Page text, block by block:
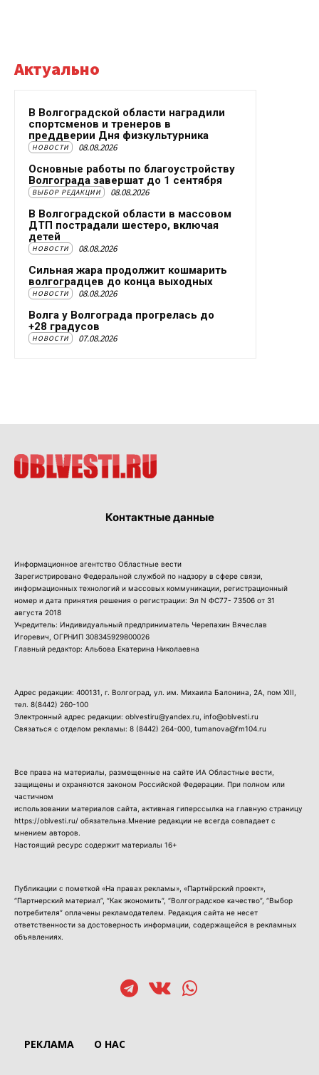
Актуально
В Волгоградской области наградили
спортсменов и тренеров в
преддверии Дня физкультурника
НОВОСТИ 08.08.2026
Основные работы по благоустройству
Волгограда завершат до 1 сентября
ВЫБОР РЕДАКЦИИ 08.08.2026
В Волгоградской области в массовом
ДТП пострадали шестеро, включая
детей
НОВОСТИ 08.08.2026
Сильная жара продолжит кошмарить
волгоградцев до конца выходных
НОВОСТИ 08.08.2026
Волга у Волгограда прогрелась до
+28 градусов
НОВОСТИ 07.08.2026
Контактные данные
Информационное агентство Областные вести
Зарегистрировано Федеральной службой по надзору в сфере связи,
информационных технологий и массовых коммуникации, регистрационный
номер и дата принятия решения о регистрации: Эл N ФС77- 73506 от 31
августа 2018
Учредитель: Индивидуальный предприниматель Черепахин Вячеслав
Игоревич, ОГРНИП 308345929800026
Главный редактор: Альбова Екатерина Николаевна
Адрес редакции: 400131, г. Волгоград, ул. им. Михаила Балонина, 2А, пом XIII,
тел. 8(8442) 260-100
Электронный адрес редакции: oblvestiru@yandex.ru, info@oblvesti.ru
Связаться с отделом рекламы: 8 (8442) 264-000 , tumanova@fm104.ru
Все права на материалы, размещенные на сайте ИА Областные вести,
защищены и охраняются законом Российской Федерации. При полном или
частичном
использовании материалов сайта, активная гиперссылка на главную страницу
https://oblvesti.ru/ обязательна.Мнение редакции не всегда совпадает с
мнением авторов.
Настоящий ресурс содержит материалы 16+
Публикации с пометкой «На правах рекламы», «Партнёрский проект»,
“Партнерский материал”, “Как экономить”, “Волгоградское качество”, “Выбор
потребителя” оплачены рекламодателем. Редакция сайта не несет
ответственности за достоверность информации, содержащейся в рекламных
объявлениях.
РЕКЛАМА О НАС